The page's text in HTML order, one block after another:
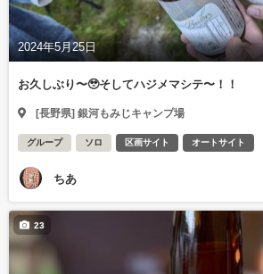
2024年5月25日
お久しぶり〜🥹そしてハジメマシテ〜！！
[長野県] 銀河もみじキャンプ場
グループ ソロ 区画サイト オートサイト
ちあ
23